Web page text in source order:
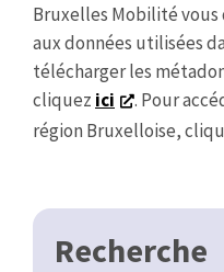
Bruxelles Mobilité vous
aux données utilisées
télécharger les
cliquez ici
. Pour
région Bruxelloise,
Recherche